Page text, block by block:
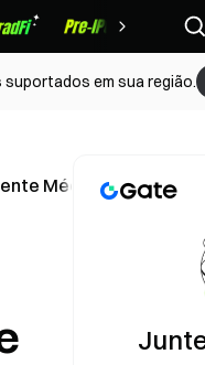
em sua região.
Médio